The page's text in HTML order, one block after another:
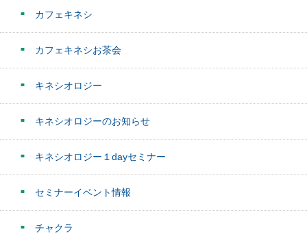
カフェキネシ
カフェキネシお茶会
キネシオロジー
キネシオロジーのお知らせ
キネシオロジー１dayセミナー
セミナーイベント情報
チャクラ